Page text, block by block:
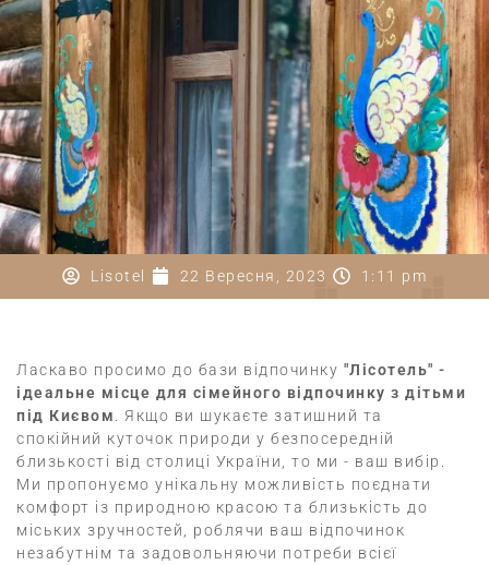
Lisotel 22 Вересня, 2023 1:11 pm
Ласкаво просимо до бази відпочинку "Лісотель" -
ідеальне місце для сімейного відпочинку з дітьми
під Києвом
. Якщо ви шукаєте затишний та
спокійний куточок природи у безпосередній
близькості від столиці України, то ми - ваш вибір.
Ми пропонуємо унікальну можливість поєднати
комфорт із природною красою та близькість до
міських зручностей, роблячи ваш відпочинок
незабутнім та задовольняючи потреби всієї